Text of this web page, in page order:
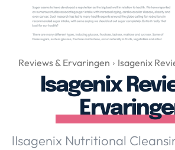
Nieuws & Media
Over Valerie
Over Valerie
De Top 5
Reviews & Ervaringen Isagenix
Isagenix
lIsagenix Nutritional